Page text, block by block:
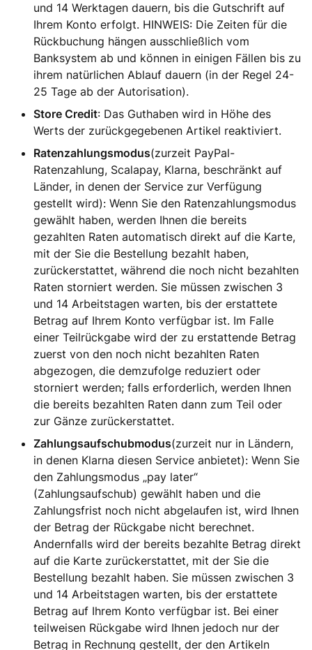
und 14 Werktagen dauern, bis die Gutschrift auf
Ihrem Konto erfolgt. HINWEIS: Die Zeiten für die
Rückbuchung hängen ausschließlich vom
Banksystem ab und können in einigen Fällen bis zu
ihrem natürlichen Ablauf dauern (in der Regel 24-
25 Tage ab der Autorisation).
Store Credit: Das Guthaben wird in Höhe des
Werts der zurückgegebenen Artikel reaktiviert.
Ratenzahlungsmodus(zurzeit PayPal-
Ratenzahlung, Scalapay, Klarna, beschränkt auf
Länder, in denen der Service zur Verfügung
gestellt wird): Wenn Sie den Ratenzahlungsmodus
gewählt haben, werden Ihnen die bereits
gezahlten Raten automatisch direkt auf die Karte,
mit der Sie die Bestellung bezahlt haben,
zurückerstattet, während die noch nicht bezahlten
Raten storniert werden. Sie müssen zwischen 3
und 14 Arbeitstagen warten, bis der erstattete
Betrag auf Ihrem Konto verfügbar ist. Im Falle
einer Teilrückgabe wird der zu erstattende Betrag
zuerst von den noch nicht bezahlten Raten
abgezogen, die demzufolge reduziert oder
storniert werden; falls erforderlich, werden Ihnen
die bereits bezahlten Raten dann zum Teil oder
zur Gänze zurückerstattet.
Zahlungsaufschubmodus(zurzeit nur in Ländern,
in denen Klarna diesen Service anbietet): Wenn Sie
den Zahlungsmodus „pay later“
(Zahlungsaufschub) gewählt haben und die
Zahlungsfrist noch nicht abgelaufen ist, wird Ihnen
der Betrag der Rückgabe nicht berechnet.
Andernfalls wird der bereits bezahlte Betrag direkt
auf die Karte zurückerstattet, mit der Sie die
Bestellung bezahlt haben. Sie müssen zwischen 3
und 14 Arbeitstagen warten, bis der erstattete
Betrag auf Ihrem Konto verfügbar ist. Bei einer
teilweisen Rückgabe wird Ihnen jedoch nur der
Betrag in Rechnung gestellt, der den Artikeln